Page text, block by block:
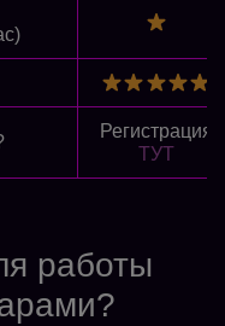
Регистрация
ТУТ
работы